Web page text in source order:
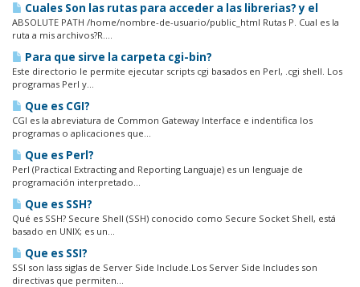
Cuales Son las rutas para acceder a las librerias? y el
ABSOLUTE PATH /home/nombre-de-usuario/public_html Rutas P. Cual es la
ruta a mis archivos?R....
Para que sirve la carpeta cgi-bin?
Este directorio le permite ejecutar scripts cgi basados en Perl, .cgi shell. Los
programas Perl y...
Que es CGI?
CGI es la abreviatura de Common Gateway Interface e indentifica los
programas o aplicaciones que...
Que es Perl?
Perl (Practical Extracting and Reporting Languaje) es un lenguaje de
programación interpretado...
Que es SSH?
Qué es SSH? Secure Shell (SSH) conocido como Secure Socket Shell, está
basado en UNIX; es un...
Que es SSI?
SSI son lass siglas de Server Side Include.Los Server Side Includes son
directivas que permiten...